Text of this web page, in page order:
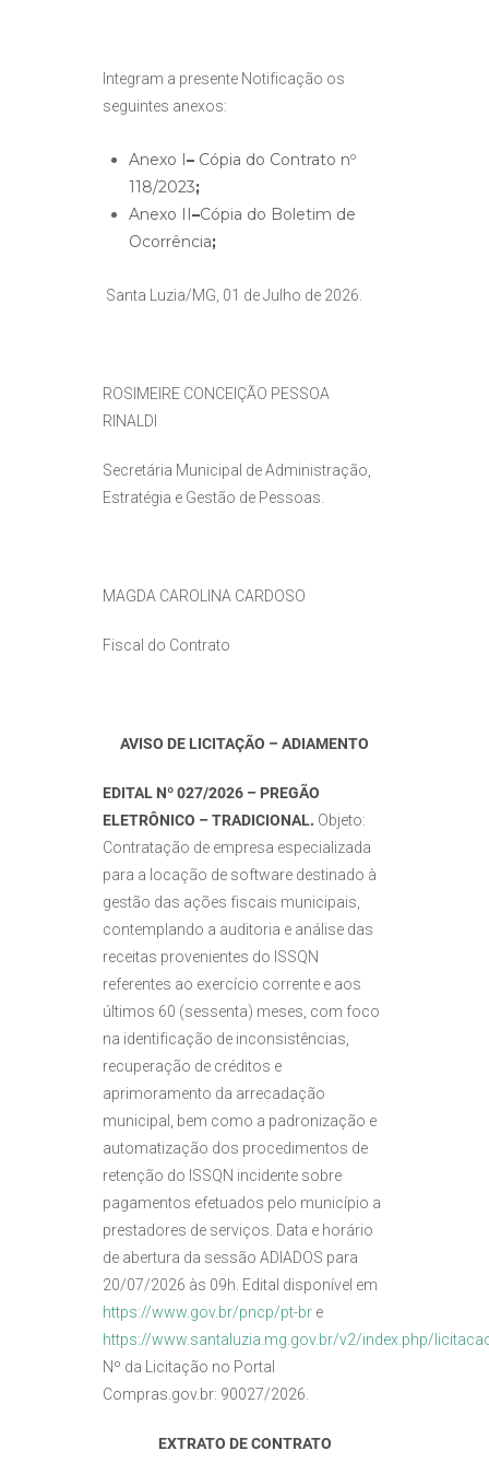
Integram a presente Notificação os
seguintes anexos:
Anexo I– Cópia do Contrato nº
118/2023;
Anexo II–Cópia do Boletim de
Ocorrência;
Santa Luzia/MG, 01 de Julho de 2026.
ROSIMEIRE CONCEIÇÃO PESSOA
RINALDI
Secretária Municipal de Administração,
Estratégia e Gestão de Pessoas.
MAGDA CAROLINA CARDOSO
Fiscal do Contrato
AVISO DE LICITAÇÃO – ADIAMENTO
EDITAL Nº 027/2026 – PREGÃO
ELETRÔNICO – TRADICIONAL. Objeto:
Contratação de empresa especializada
para a locação de software destinado à
gestão das ações fiscais municipais,
contemplando a auditoria e análise das
receitas provenientes do ISSQN
referentes ao exercício corrente e aos
últimos 60 (sessenta) meses, com foco
na identificação de inconsistências,
recuperação de créditos e
aprimoramento da arrecadação
municipal, bem como a padronização e
automatização dos procedimentos de
retenção do ISSQN incidente sobre
pagamentos efetuados pelo município a
prestadores de serviços. Data e horário
de abertura da sessão ADIADOS para
20/07/2026 às 09h. Edital disponível em
https://www.gov.br/pncp/pt-br e
https://www.santaluzia.mg.gov.br/v2/index.php/
Nº da Licitação no Portal
Compras.gov.br: 90027/2026.
EXTRATO DE CONTRATO